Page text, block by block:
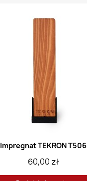
Impregnat TEKRON T506
60,00 zł